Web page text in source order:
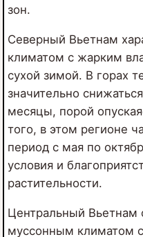
зон.
Северный Вьетнам
климатом с жарким
сухой зимой. В горах
значительно
месяцы, порой
того, в этом регионе
период с мая по
условия и
растительности.
Центральный Вьетнам
муссонным климатом